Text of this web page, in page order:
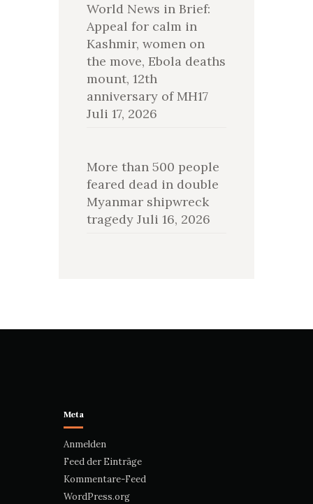
World News in Brief:
Appeal for calm in
Kashmir, women on
the move, Ebola deaths
mount, 12th
anniversary of MH17
Juli 17, 2026
More than 500 people
feared dead in double
Myanmar shipwreck
tragedy Juli 16, 2026
Meta
Anmelden
Feed der Einträge
Kommentare-Feed
WordPress.org